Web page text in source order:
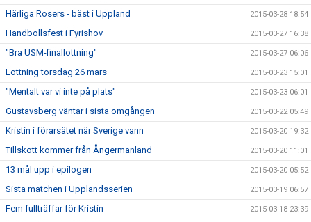
Härliga Rosers - bäst i Uppland 2015-03-28 18:54
Handbollsfest i Fyrishov 2015-03-27 16:38
"Bra USM-finallottning" 2015-03-27 06:06
Lottning torsdag 26 mars 2015-03-23 15:01
"Mentalt var vi inte på plats" 2015-03-23 06:01
Gustavsberg väntar i sista omgången 2015-03-22 05:49
Kristin i förarsätet när Sverige vann 2015-03-20 19:32
Tillskott kommer från Ångermanland 2015-03-20 11:01
13 mål upp i epilogen 2015-03-20 05:52
Sista matchen i Upplandsserien 2015-03-19 06:57
Fem fullträffar för Kristin 2015-03-18 23:39